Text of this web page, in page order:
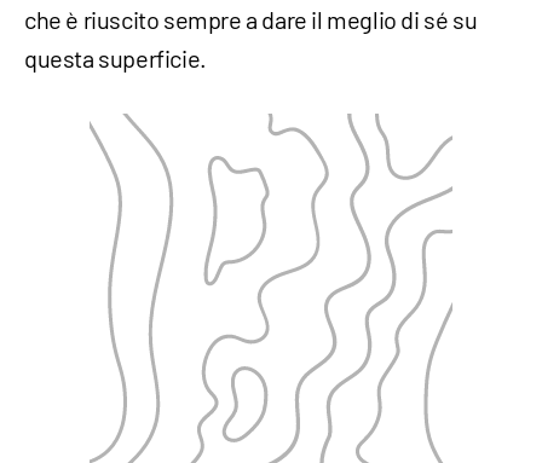
che è riuscito sempre a dare il meglio di sé su
questa superficie.